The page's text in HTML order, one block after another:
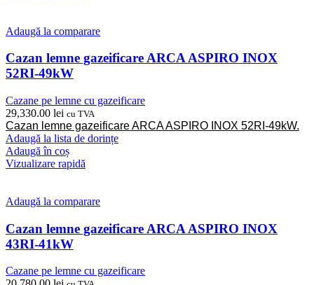
Adaugă la comparare
Cazan lemne gazeificare ARCA ASPIRO INOX
52RI-49kW
Cazane pe lemne cu gazeificare
29,330.00 lei cu TVA
Cazan lemne gazeificare ARCA ASPIRO INOX 52RI-49kW.
Adaugă la lista de dorințe
Adaugă în coș
Vizualizare rapidă
Adaugă la comparare
Cazan lemne gazeificare ARCA ASPIRO INOX
43RI-41kW
Cazane pe lemne cu gazeificare